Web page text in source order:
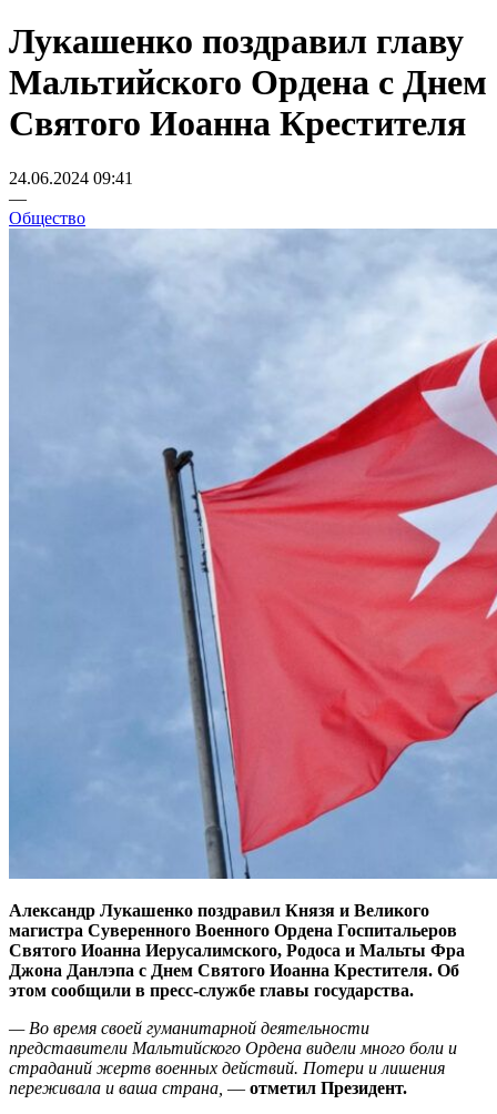
Лукашенко поздравил главу
Мальтийского Ордена с Днем
Святого Иоанна Крестителя
24.06.2024 09:41
—
Общество
Александр Лукашенко поздравил Князя и Великого
магистра Суверенного Военного Ордена Госпитальеров
Святого Иоанна Иерусалимского, Родоса и Мальты Фра
Джона Данлэпа с Днем Святого Иоанна Крестителя. Об
этом сообщили в пресс-службе главы государства.
— Во время своей гуманитарной деятельности
представители Мальтийского Ордена видели много боли и
страданий жертв военных действий. Потери и лишения
переживала и ваша страна, — отметил Президент.